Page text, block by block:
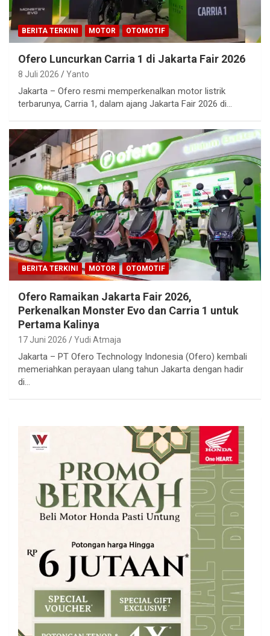
BERITA TERKINI MOTOR OTOMOTIF
Ofero Luncurkan Carria 1 di Jakarta Fair 2026
8 Juli 2026 Yanto
Jakarta – Ofero resmi memperkenalkan motor listrik
terbarunya, Carria 1, dalam ajang Jakarta Fair 2026 di…
BERITA TERKINI MOTOR OTOMOTIF
Ofero Ramaikan Jakarta Fair 2026,
Perkenalkan Monster Evo dan Carria 1 untuk
Pertama Kalinya
17 Juni 2026 Yudi Atmaja
Jakarta – PT Ofero Technology Indonesia (Ofero) kembali
memeriahkan perayaan ulang tahun Jakarta dengan hadir
di…